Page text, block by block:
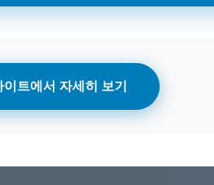
이트에서 자세히 보기